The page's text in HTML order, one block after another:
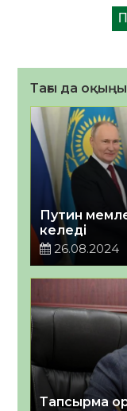
Тағы да
Путин
келеді
26.08.2024
Тапсырма